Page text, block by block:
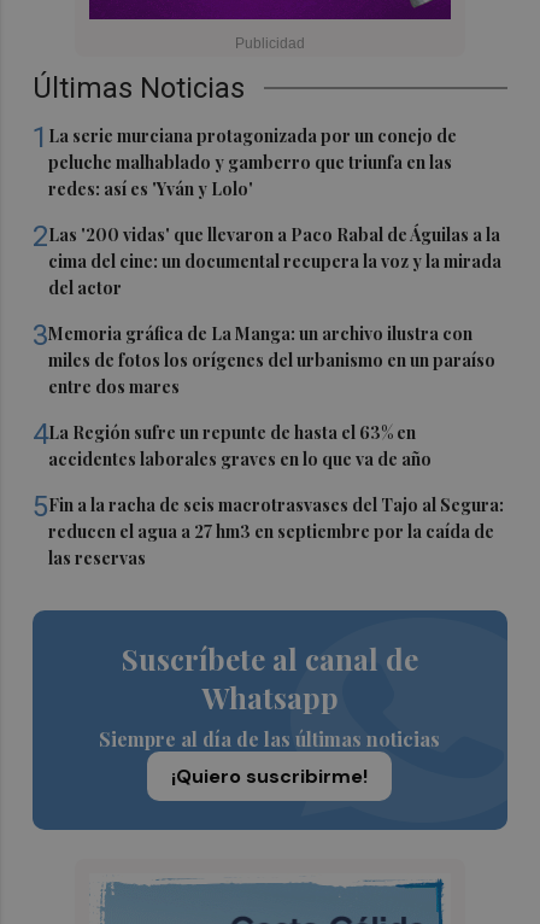
Últimas Noticias
1 La serie murciana protagonizada por un conejo de
peluche malhablado y gamberro que triunfa en las
redes: así es 'Yván y Lolo'
2Las '200 vidas' que llevaron a Paco Rabal de Águilas a la
cima del cine: un documental recupera la voz y la mirada
del actor
3Memoria gráfica de La Manga: un archivo ilustra con
miles de fotos los orígenes del urbanismo en un paraíso
entre dos mares
4La Región sufre un repunte de hasta el 63% en
accidentes laborales graves en lo que va de año
5Fin a la racha de seis macrotrasvases del Tajo al Segura:
reducen el agua a 27 hm3 en septiembre por la caída de
las reservas
Suscríbete al canal de
Whatsapp
Siempre al día de las últimas noticias
¡Quiero suscribirme!